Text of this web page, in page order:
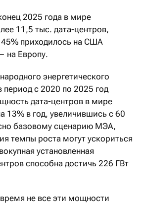
2025 года в мире
11,5 тыс. дата-центров,
приходилось на США
на Европу.
энергетического
период с 2020 по 2025 год
дата-центров в мире
13% в год, увеличившись с 60
базовому сценарию МЭА,
темпы роста могут ускориться
установленная
способна достичь 226 ГВт
не все эти мощности